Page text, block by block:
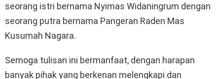
seorang istri bernama Nyimas Widaningrum dengan
seorang putra bernama Pangeran Raden Mas
Kusumah Nagara.
Semoga tulisan ini bermanfaat, dengan harapan
banyak pihak yang berkenan melengkapi dan